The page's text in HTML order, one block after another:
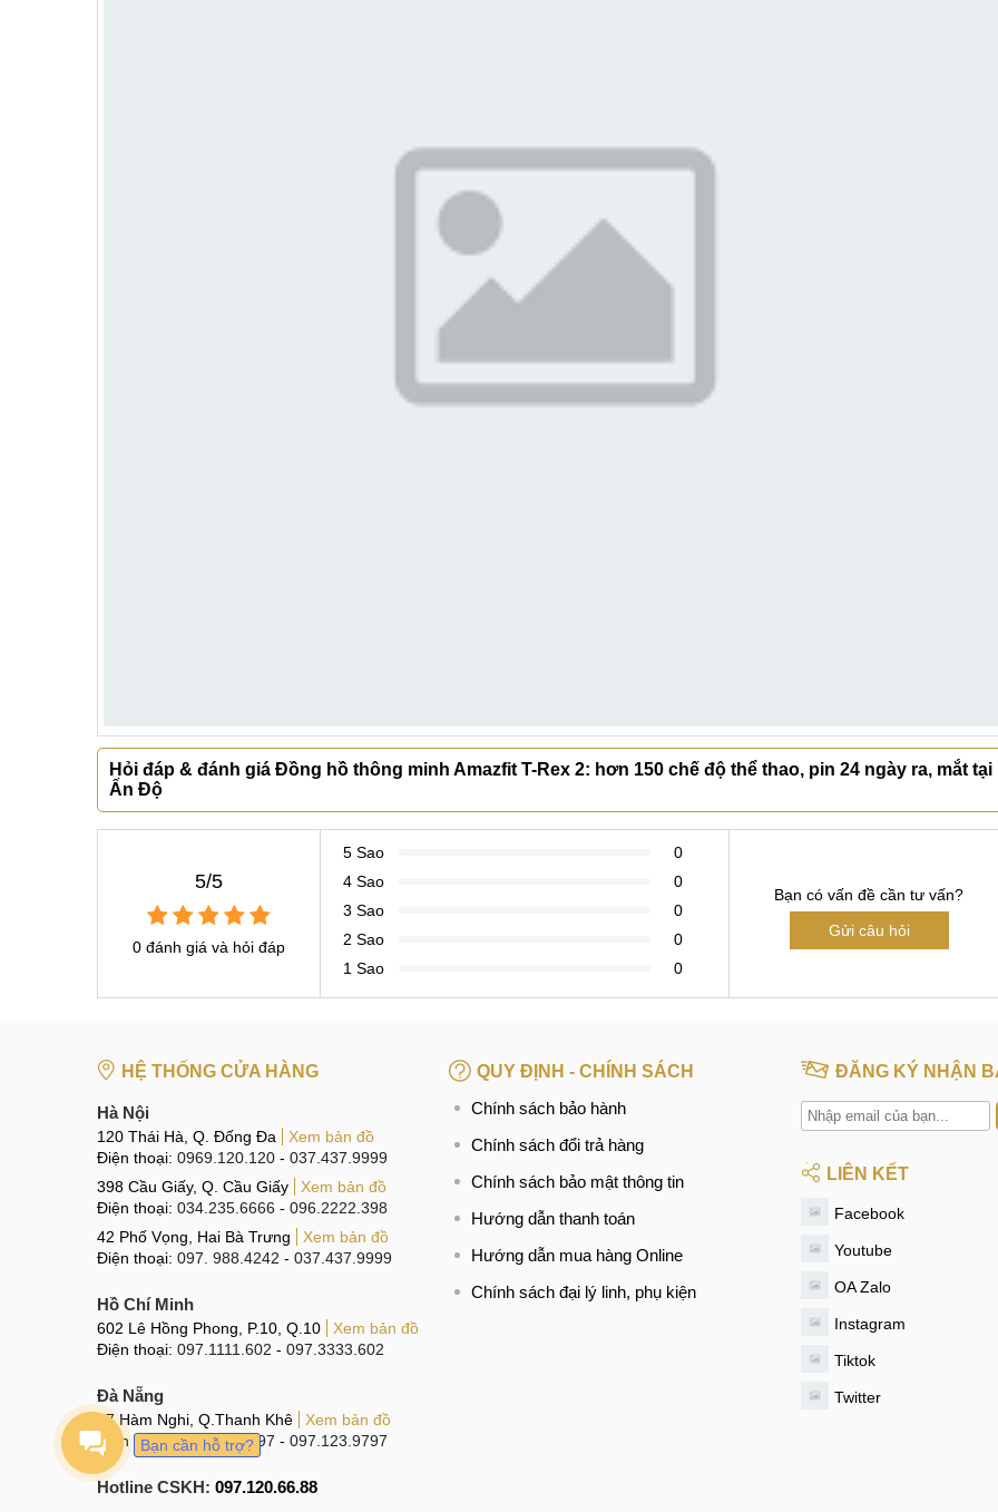
Hỏi đáp & đánh giá Đồng hồ thông minh Amazfit T-Rex 2: hơn 150 chế độ thể thao, pin 24 ngày ra, mắt tại
Ấn Độ
5/5
0 đánh giá và hỏi đáp
5 Sao
0
4 Sao
0
3 Sao
0
2 Sao
0
1 Sao
0
Bạn có vấn đề cần tư vấn?
Gửi câu hỏi
HỆ THỐNG CỬA HÀNG
Hà Nội
120 Thái Hà, Q. Đống Đa
Xem bản đồ
Điện thoại: 0969.120.120 - 037.437.9999
398 Cầu Giấy, Q. Cầu Giấy
Xem bản đồ
Điện thoại: 034.235.6666 - 096.2222.398
42 Phố Vọng, Hai Bà Trưng
Xem bản đồ
Điện thoại: 097. 988.4242 - 037.437.9999
Hồ Chí Minh
602 Lê Hồng Phong, P.10, Q.10
Xem bản đồ
Điện thoại: 097.1111.602 - 097.3333.602
Đà Nẵng
97 Hàm Nghi, Q.Thanh Khê
Xem bản đồ
Điện thoại:096.123.9797 - 097.123.9797
Hotline CSKH: 097.120.66.88
QUY ĐỊNH - CHÍNH SÁCH
Chính sách bảo hành
Chính sách đổi trả hàng
Chính sách bảo mật thông tin
Hướng dẫn thanh toán
Hướng dẫn mua hàng Online
Chính sách đại lý linh, phụ kiện
ĐĂNG KÝ NHẬN
LIÊN KẾT
Facebook
Youtube
OA Zalo
Instagram
Tiktok
Twitter
Bạn cần hỗ trợ?